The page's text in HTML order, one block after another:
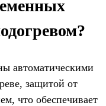
автоматическими
защитой от
что обеспечивает